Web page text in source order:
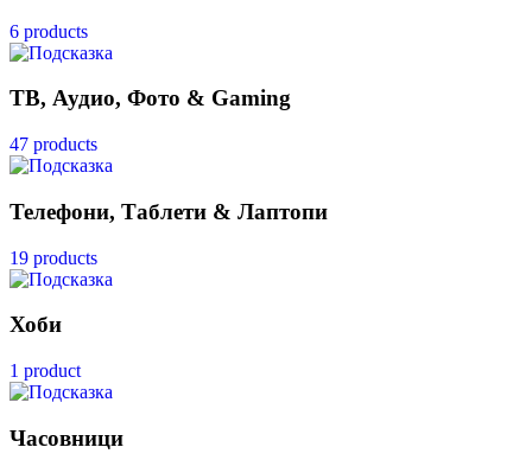
6 products
ТВ, Аудио, Фото & Gaming
47 products
Телефони, Таблети & Лаптопи
19 products
Хоби
1 product
Часовници